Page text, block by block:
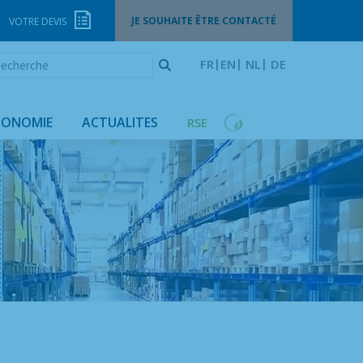
JE SOUHAITE ÊTRE CONTACTÉ
VOTRE DEVIS
ACTUALITES RSE
FR EN NL DE